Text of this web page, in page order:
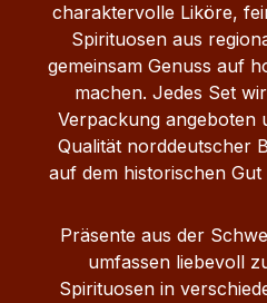
charaktervolle Liköre,
Spirituosen aus
gemeinsam Genuss auf
machen. Jedes Set
Verpackung angeboten
Qualität norddeutscher
auf dem historischen
Präsente aus der
umfassen liebevoll
Spirituosen in